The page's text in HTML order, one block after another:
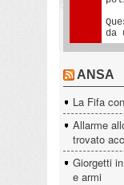
ANSA
La Fifa
Allarme
trovato
Giorgetti
e armi